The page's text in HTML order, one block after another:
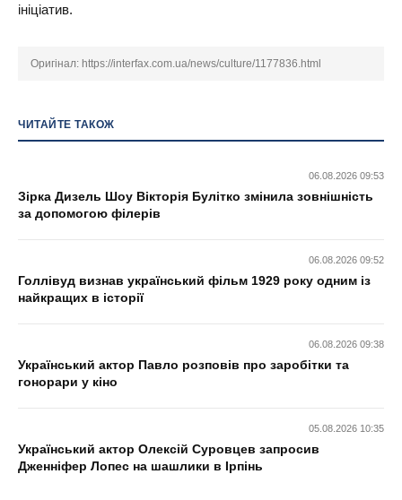
ініціатив.
Оригінал: https://interfax.com.ua/news/culture/1177836.html
ЧИТАЙТЕ ТАКОЖ
06.08.2026 09:53
Зірка Дизель Шоу Вікторія Булітко змінила зовнішність
за допомогою філерів
06.08.2026 09:52
Голлівуд визнав український фільм 1929 року одним із
найкращих в історії
06.08.2026 09:38
Український актор Павло розповів про заробітки та
гонорари у кіно
05.08.2026 10:35
Український актор Олексій Суровцев запросив
Дженніфер Лопес на шашлики в Ірпінь